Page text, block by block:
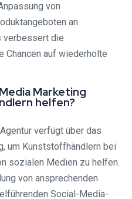
von
an
verbessert die
Chancen auf wiederholte
Marketing
helfen?
verfügt über das
um Kunststoffhändlern bei
sozialen Medien zu helfen.
von ansprechenden
Social-Media-